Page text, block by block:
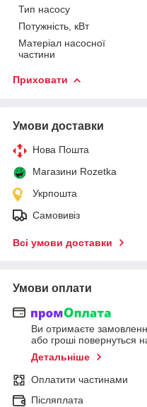
Тип насосу
Потужність, кВт
Матеріал насосної
частини
Приховати
Умови доставки
Нова Пошта
Магазини Rozetka
Укрпошта
Самовивіз
Всі умови доставки
Умови оплати
Ви отримаєте
або гроші повернуться
Детальніше
Оплатити частинами
Післяплата